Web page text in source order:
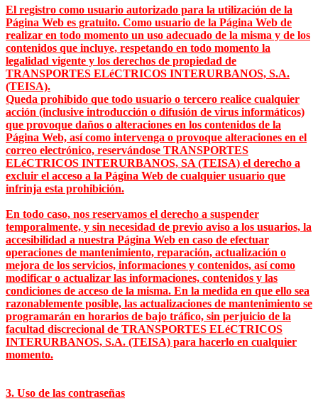
El registro como usuario autorizado para la utilización de la
Página Web es gratuito. Como usuario de la Página Web de
realizar en todo momento un uso adecuado de la misma y de los
contenidos que incluye, respetando en todo momento la
legalidad vigente y los derechos de propiedad de
TRANSPORTES ELéCTRICOS INTERURBANOS, S.A.
(TEISA).
Queda prohibido que todo usuario o tercero realice cualquier
acción (inclusive introducción o difusión de virus informáticos)
que provoque daños o alteraciones en los contenidos de la
Página Web, así como intervenga o provoque alteraciones en el
correo electrónico, reservándose TRANSPORTES
ELéCTRICOS INTERURBANOS, SA (TEISA) el derecho a
excluir el acceso a la Página Web de cualquier usuario que
infrinja esta prohibición.
En todo caso, nos reservamos el derecho a suspender
temporalmente, y sin necesidad de previo aviso a los usuarios, la
accesibilidad a nuestra Página Web en caso de efectuar
operaciones de mantenimiento, reparación, actualización o
mejora de los servicios, informaciones y contenidos, así como
modificar o actualizar las informaciones, contenidos y las
condiciones de acceso de la misma. En la medida en que ello sea
razonablemente posible, las actualizaciones de mantenimiento se
programarán en horarios de bajo tráfico, sin perjuicio de la
facultad discrecional de TRANSPORTES ELéCTRICOS
INTERURBANOS, S.A. (TEISA) para hacerlo en cualquier
momento.
3. Uso de las contraseñas